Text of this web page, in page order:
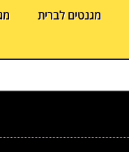
מגנטים לברית